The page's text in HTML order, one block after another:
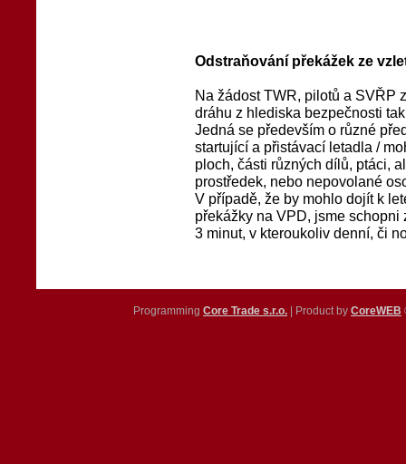
Odstraňování překážek ze
Na žádost TWR, pilotů a SVŘP
dráhu z hlediska bezpečnosti
Jedná se především o různé
startující a přistávací letadla /
ploch, části různých dílů, ptáci,
prostředek, nebo nepovolané
V případě, že by mohlo dojít k
překážky na VPD, jsme
3 minut, v kteroukoliv denní, či
Programming Core Trade s.r.o. | Product by CoreWEB